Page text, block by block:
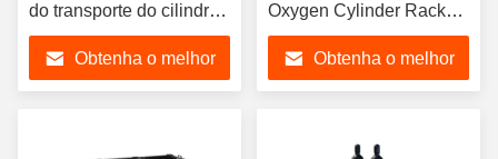
do transporte do cilindro
de gás da fabricação da
cremalheira do cilindro
Obtenha o melhor
Oxygen Cylinder Rack
OSHA 4 do metal
Obtenha o melhor